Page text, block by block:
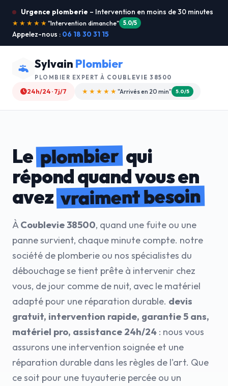
Urgence plomberie – Intervention en moins de 30 minutes
★★★★★"Je recommande !" 4.9/5
Appelez-nous : 06 18 30 31 15
Sylvain Plombier
PLOMBIER EXPERT À COUBLEVIE 38500
24h/24 · 7j/7 ★★★★☆ "Devis gratuit" 4.8/5
Leplombierqui
répond quand vous en
avezvraiment besoin
ÀCoublevie 38500, quand une fuite ou une
panne survient, chaque minute compte. notre
société de plomberie ou nos spécialistes du
débouchage se tient prête à intervenir chez
vous, de jour comme de nuit, avec le matériel
adapté pour une réparation durable. devis
gratuit, intervention rapide, garantie 5 ans,
matériel pro, assistance 24h/24 : nous vous
assurons une intervention soignée et une
réparation durable dans les règles de l'art. Que
ce soit pour une tuyauterie percée ou un